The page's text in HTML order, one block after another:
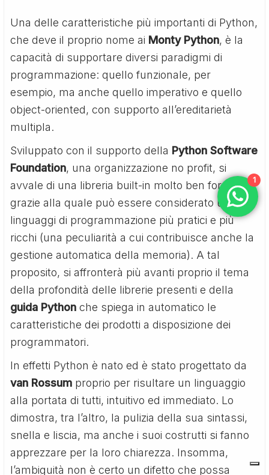
Una delle caratteristiche più importanti di Python,
che deve il proprio nome ai Monty Python, è la
capacità di supportare diversi paradigmi di
programmazione: quello funzionale, per
esempio, ma anche quello imperativo e quello
object-oriented, con supporto all’ereditarietà
multipla.
Sviluppato con il supporto della Python Software
Foundation, una organizzazione no profit, si
avvale di una libreria built-in molto ben fornita,
grazie alla quale può essere considerato uno dei
linguaggi di programmazione più pratici e più
ricchi (una peculiarità a cui contribuisce anche la
gestione automatica della memoria). A tal
proposito, si affronterà più avanti proprio il tema
della profondità delle librerie presenti e della
guida Python che spiega in automatico le
caratteristiche dei prodotti a disposizione dei
programmatori.
In effetti Python è nato ed è stato progettato da
van Rossum proprio per risultare un linguaggio
alla portata di tutti, intuitivo ed immediato. Lo
dimostra, tra l’altro, la pulizia della sua sintassi,
snella e liscia, ma anche i suoi costrutti si fanno
apprezzare per la loro chiarezza. Insomma,
l’ambiguità non è certo un difetto che possa
1